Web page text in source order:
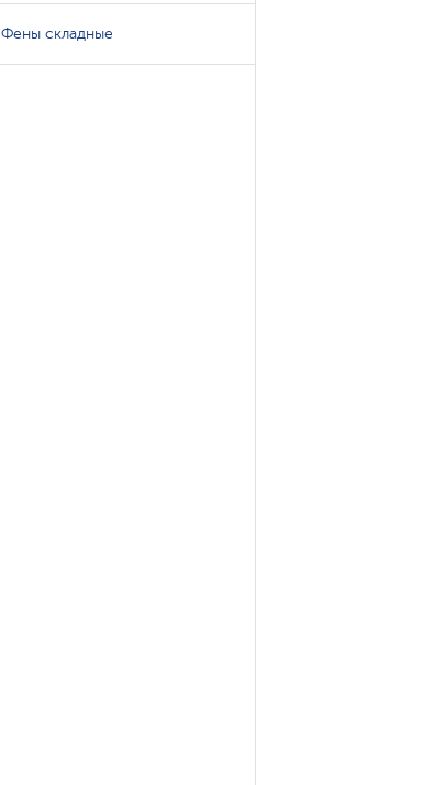
Фены складные